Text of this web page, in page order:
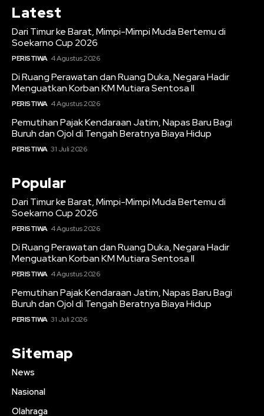
Latest
Dari Timur ke Barat, Mimpi-Mimpi Muda Bertemu di
Soekarno Cup 2026
PERISTIWA 4 Agustus 2026
Di Ruang Perawatan dan Ruang Duka, Negara Hadir
Menguatkan Korban KM Mutiara Sentosa II
PERISTIWA 4 Agustus 2026
Pemutihan Pajak Kendaraan Jatim, Napas Baru Bagi
Buruh dan Ojol di Tengah Beratnya Biaya Hidup
PERISTIWA 31 Juli 2026
Popular
Dari Timur ke Barat, Mimpi-Mimpi Muda Bertemu di
Soekarno Cup 2026
PERISTIWA 4 Agustus 2026
Di Ruang Perawatan dan Ruang Duka, Negara Hadir
Menguatkan Korban KM Mutiara Sentosa II
PERISTIWA 4 Agustus 2026
Pemutihan Pajak Kendaraan Jatim, Napas Baru Bagi
Buruh dan Ojol di Tengah Beratnya Biaya Hidup
PERISTIWA 31 Juli 2026
Sitemap
News
Nasional
Olahraga